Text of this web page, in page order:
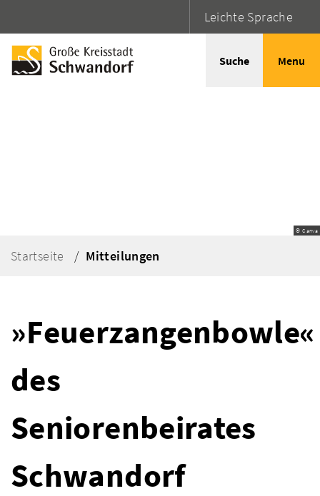
Leichte Sprache
Suche Menu
© Canva
Startseite Mitteilungen
»Feuerzangenbowle«
des
Seniorenbeirates
Schwandorf